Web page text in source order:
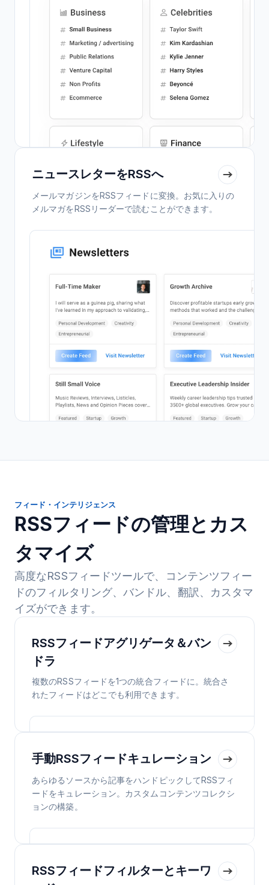
ニュースレターをRSSへ
メールマガジンをRSSフィードに変換。お気に入りの
メルマガをRSSリーダーで読むことができます。
フィード・インテリジェンス
RSSフィードの管理とカス
タマイズ
高度なRSSフィードツールで、コンテンツフィー
ドのフィルタリング、バンドル、翻訳、カスタマ
イズができます。
RSSフィードアグリゲータ＆バン
ドラ
複数のRSSフィードを1つの統合フィードに。統合さ
れたフィードはどこでも利用できます。
手動RSSフィードキュレーション
あらゆるソースから記事をハンドピックしてRSSフィ
ードをキュレーション。カスタムコンテンツコレクシ
ョンの構築。
RSSフィードフィルターとキーワ